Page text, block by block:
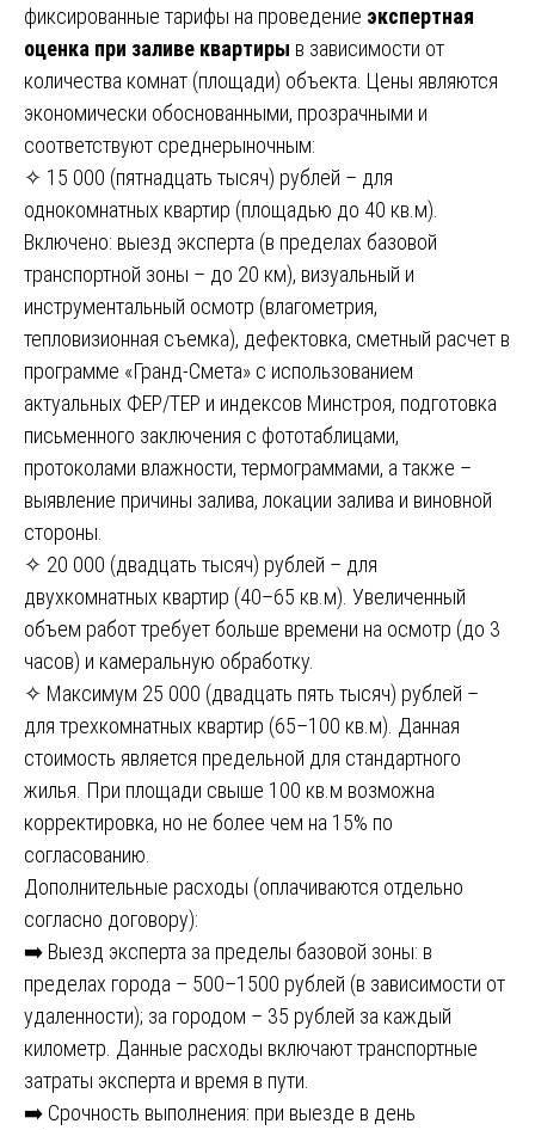
фиксированные тарифы на проведение экспертная
оценка при заливе квартиры в зависимости от
количества комнат (площади) объекта. Цены являются
экономически обоснованными, прозрачными и
соответствуют среднерыночным:
✧ 15 000 (пятнадцать тысяч) рублей – для
однокомнатных квартир (площадью до 40 кв.м).
Включено: выезд эксперта (в пределах базовой
транспортной зоны – до 20 км), визуальный и
инструментальный осмотр (влагометрия,
тепловизионная съемка), дефектовка, сметный расчет в
программе «Гранд-Смета» с использованием
актуальных ФЕР/ТЕР и индексов Минстроя, подготовка
письменного заключения с фототаблицами,
протоколами влажности, термограммами, а также –
выявление причины залива, локации залива и виновной
стороны.
✧ 20 000 (двадцать тысяч) рублей – для
двухкомнатных квартир (40–65 кв.м). Увеличенный
объем работ требует больше времени на осмотр (до 3
часов) и камеральную обработку.
✧ Максимум 25 000 (двадцать пять тысяч) рублей –
для трехкомнатных квартир (65–100 кв.м). Данная
стоимость является предельной для стандартного
жилья. При площади свыше 100 кв.м возможна
корректировка, но не более чем на 15% по
согласованию.
Дополнительные расходы (оплачиваются отдельно
согласно договору):
➡️ Выезд эксперта за пределы базовой зоны: в
пределах города – 500–1500 рублей (в зависимости от
удаленности); за городом – 35 рублей за каждый
километр. Данные расходы включают транспортные
затраты эксперта и время в пути.
➡️ Срочность выполнения: при выезде в день